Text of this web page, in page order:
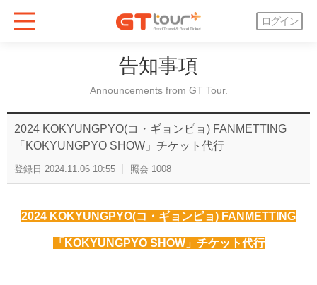
ログイン
告知事項
Announcements from GT Tour.
2024 KOKYUNGPYO(コ・ギョンピョ) FANMETTING
「KOKYUNGPYO SHOW」チケット代行
登録日 2024.11.06 10:55 照会 1008
2024 KOKYUNGPYO(コ・ギョンピョ) FANMETTING
「KOKYUNGPYO SHOW」チケット代行